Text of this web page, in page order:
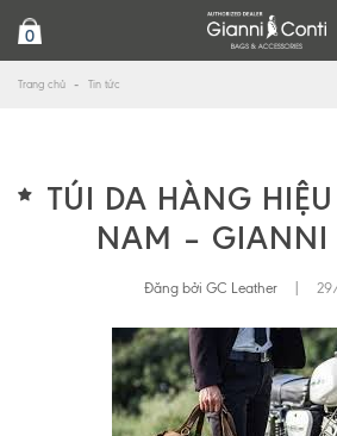
0
Trang chủ Tin tức
TÚI DA HÀNG
NAM – GIANNI
Đăng bởi GC Leather